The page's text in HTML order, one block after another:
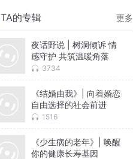
TA的专辑 更多
夜话野说 | 树洞倾诉 情
感守护 共筑温暖角落
3734
《结婚由我》| 向着婚恋
自由选择的社会前进
1516
《少生病的老年》| 唤醒
你的健康长寿基因